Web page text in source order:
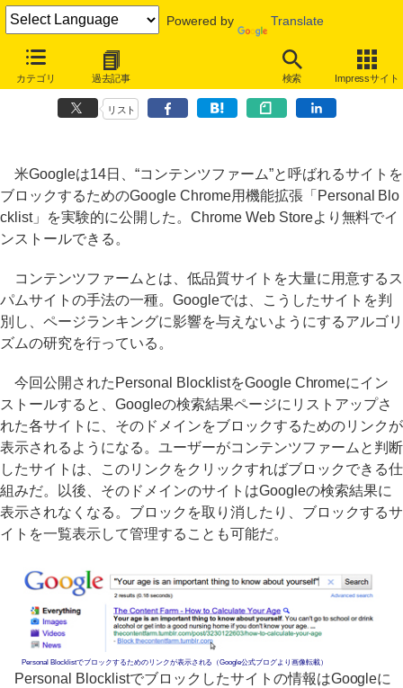
Powered by Translate
カテゴリ 過去記事 検索 Impressサイト
低品質サイトをブロックするGoogle Chrome用機能拡張、Googleが
試験公開
リスト
米Googleは14日、“コンテンツファーム”と呼ばれるサイトを
ブロックするためのGoogle Chrome用機能拡張「Personal Blo
cklist」を実験的に公開した。Chrome Web Storeより無料でイ
ンストールできる。
コンテンツファームとは、低品質サイトを大量に用意するス
パムサイトの手法の一種。Googleでは、こうしたサイトを判
別し、ページランキングに影響を与えないようにするアルゴリ
ズムの研究を行っている。
今回公開されたPersonal BlocklistをGoogle Chromeにイン
ストールすると、Googleの検索結果ページにリストアップさ
れた各サイトに、そのドメインをブロックするためのリンクが
表示されるようになる。ユーザーがコンテンツファームと判断
したサイトは、このリンクをクリックすればブロックできる仕
組みだ。以後、そのドメインのサイトはGoogleの検索結果に
表示されなくなる。ブロックを取り消したり、ブロックするサ
イトを一覧表示して管理することも可能だ。
Personal Blocklistでブロックするためのリンクが表示される（Google公式ブログより画像転載）
Personal Blocklistでブロックしたサイトの情報はGoogleに